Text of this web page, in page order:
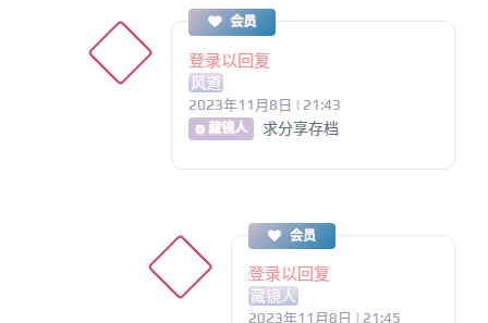
会员
登录以回复
风道
2023年11月8日 | 21:43
@ 藏镜人 求分享存档
会员
登录以回复
藏镜人
2023年11月8日 | 21:45